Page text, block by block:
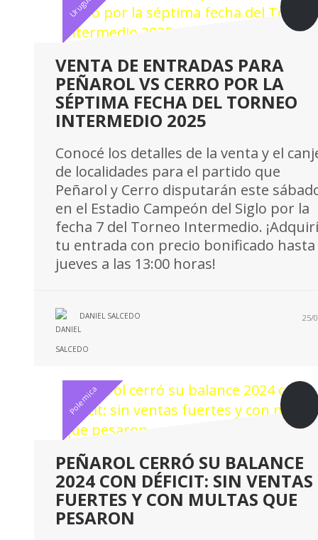
VENTA DE ENTRADAS PARA
PEÑAROL VS CERRO POR LA
SÉPTIMA FECHA DEL TORNEO
INTERMEDIO 2025
Conocé los detalles de la venta y el
de localidades para el partido que
Peñarol y Cerro disputarán este
en el Estadio Campeón del Siglo por la
fecha 7 del Torneo Intermedio. ¡Adquirí
tu entrada con precio bonificado hasta
jueves a las 13:00 horas!
DANIEL SALCEDO 25/
Polemica
PEÑAROL CERRÓ SU BALANCE
2024 CON DÉFICIT: SIN VENTAS
FUERTES Y CON MULTAS QUE
PESARON